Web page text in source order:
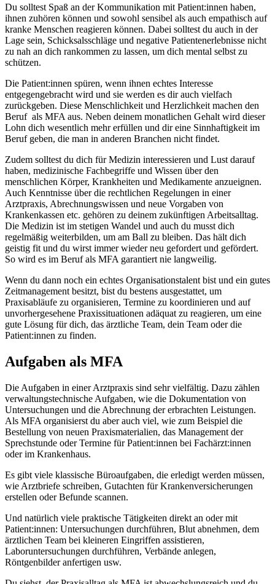
Du solltest Spaß an der Kommunikation mit Patient:innen haben,
ihnen zuhören können und sowohl sensibel als auch empathisch auf
kranke Menschen reagieren können. Dabei solltest du auch in der
Lage sein, Schicksalsschläge und negative Patientenerlebnisse nicht
zu nah an dich rankommen zu lassen, um dich mental selbst zu
schützen.
Die Patient:innen spüren, wenn ihnen echtes Interesse
entgegengebracht wird und sie werden es dir auch vielfach
zurückgeben. Diese Menschlichkeit und Herzlichkeit machen den
Beruf als MFA aus. Neben deinem monatlichen Gehalt wird dieser
Lohn dich wesentlich mehr erfüllen und dir eine Sinnhaftigkeit im
Beruf geben, die man in anderen Branchen nicht findet.
Zudem solltest du dich für Medizin interessieren und Lust darauf
haben, medizinische Fachbegriffe und Wissen über den
menschlichen Körper, Krankheiten und Medikamente anzueignen.
Auch Kenntnisse über die rechtlichen Regelungen in einer
Arztpraxis, Abrechnungswissen und neue Vorgaben von
Krankenkassen etc. gehören zu deinem zukünftigen Arbeitsalltag.
Die Medizin ist im stetigen Wandel und auch du musst dich
regelmäßig weiterbilden, um am Ball zu bleiben. Das hält dich
geistig fit und du wirst immer wieder neu gefordert und gefördert.
So wird es im Beruf als MFA garantiert nie langweilig.
Wenn du dann noch ein echtes Organisationstalent bist und ein gutes
Zeitmanagement besitzt, bist du bestens ausgestattet, um
Praxisabläufe zu organisieren, Termine zu koordinieren und auf
unvorhergesehene Praxissituationen adäquat zu reagieren, um eine
gute Lösung für dich, das ärztliche Team, dein Team oder die
Patient:innen zu finden.
Aufgaben als MFA
Die Aufgaben in einer Arztpraxis sind sehr vielfältig. Dazu zählen
verwaltungstechnische Aufgaben, wie die Dokumentation von
Untersuchungen und die Abrechnung der erbrachten Leistungen.
Als MFA organisierst du aber auch viel, wie zum Beispiel die
Bestellung von neuen Praxismaterialien, das Management der
Sprechstunde oder Termine für Patient:innen bei Fachärzt:innen
oder im Krankenhaus.
Es gibt viele klassische Büroaufgaben, die erledigt werden müssen,
wie Arztbriefe schreiben, Gutachten für Krankenversicherungen
erstellen oder Befunde scannen.
Und natürlich viele praktische Tätigkeiten direkt an oder mit
Patient:innen: Untersuchungen durchführen, Blut abnehmen, dem
ärztlichen Team bei kleineren Eingriffen assistieren,
Laboruntersuchungen durchführen, Verbände anlegen,
Röntgenbilder anfertigen usw.